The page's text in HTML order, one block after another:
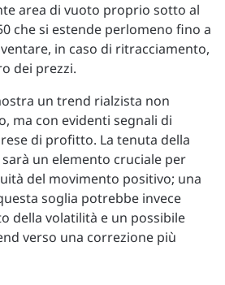
area di vuoto proprio sotto al
che si estende perlomeno fino a
in caso di ritracciamento,
dei prezzi.
un trend rialzista non
ma con evidenti segnali di
di profitto. La tenuta della
un elemento cruciale per
del movimento positivo; una
soglia potrebbe invece
della volatilità e un possibile
verso una correzione più